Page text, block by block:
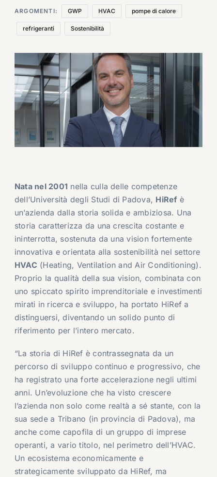
ARGOMENTI: GWP HVAC pompe di calore
refrigeranti Sostenibilità
Nata nel 2001 nella culla delle competenze
dell’Università degli Studi di Padova, HiRef è
un’azienda dalla storia solida e ambiziosa. Una
storia caratterizza da una crescita costante e
ininterrotta, sostenuta da una vision fortemente
innovativa e orientata alla sostenibilità nel settore
HVAC (Heating, Ventilation and Air Conditioning).
Proprio la qualità della sua vision, combinata con
uno spiccato spirito imprenditoriale e investimenti
mirati in ricerca e sviluppo, ha portato HiRef a
distinguersi, diventando un solido punto di
riferimento per l’intero mercato.
“La storia di HiRef è contrassegnata da un
percorso di sviluppo continuo e progressivo, che
ha registrato una forte accelerazione negli ultimi
anni. Un’evoluzione che ha visto crescere
l’azienda non solo come realtà a sé stante, con la
sua sede a Tribano (in provincia di Padova), ma
anche come capofila di un gruppo di imprese
operanti, a vario titolo, nel perimetro dell’HVAC.
Un ecosistema economicamente e
strategicamente sviluppato da HiRef, ma